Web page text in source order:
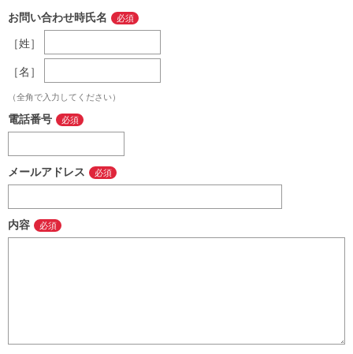
お問い合わせ時氏名
［姓］
［名］
（全角で入力してください）
電話番号
メールアドレス
内容